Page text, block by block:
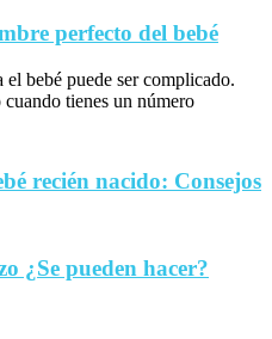
perfecto del bebé
bebé puede ser complicado.
tienes un número
recién nacido: Consejos
¿Se pueden hacer?